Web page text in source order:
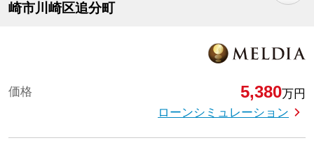
崎市川崎区追分町
価格 5,380万円
ローンシミュレーション